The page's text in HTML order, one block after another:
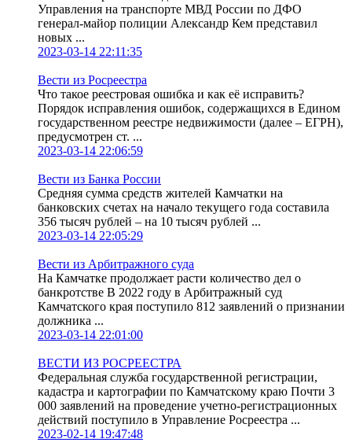
Управления на транспорте МВД России по ДФО
генерал-майор полиции Александр Кем представил
новых ...
2023-03-14 22:11:35
Вести из Росреестра
Что такое реестровая ошибка и как её исправить?
Порядок исправления ошибок, содержащихся в Едином
государственном реестре недвижимости (далее – ЕГРН),
предусмотрен ст. ...
2023-03-14 22:06:59
Вести из Банка России
Средняя сумма средств жителей Камчатки на
банковских счетах на начало текущего года составила
356 тысяч рублей – на 10 тысяч рублей ...
2023-03-14 22:05:29
Вести из Арбитражного суда
На Камчатке продолжает расти количество дел о
банкротстве В 2022 году в Арбитражный суд
Камчатского края поступило 812 заявлений о признании
должника ...
2023-03-14 22:01:00
ВЕСТИ ИЗ РОСРЕЕСТРА
Федеральная служба государственной регистрации,
кадастра и картографии по Камчатскому краю Почти 3
000 заявлений на проведение учетно-регистрационных
действий поступило в Управление Росреестра ...
2023-02-14 19:47:48